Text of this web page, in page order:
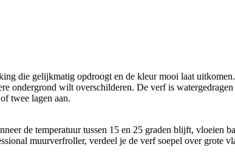
die gelijkmatig opdroogt en de kleur mooi laat
ondergrond wilt overschilderen. De verf is
twee lagen aan.
de temperatuur tussen 15 en 25 graden blijft, vloeien
muurverfroller, verdeel je de verf soepel over grote